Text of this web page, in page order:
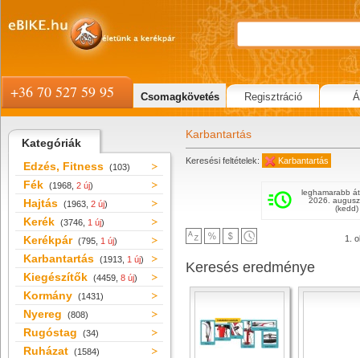
Kategóriák
Edzés, Fitness (103)
Fék (1968, 2 új)
Hajtás (1963, 2 új)
Kerék (3746, 1 új)
Kerékpár (795, 1 új)
Karbantartás (1913, 1 új)
Kiegészítők (4459, 8 új)
Kormány (1431)
Nyereg (808)
Rugóstag (34)
Ruházat (1584)
Karbantartás
Keresési feltételek: Karbantartás
leghamarabb
2026.
(kedd)
1.
Keresés eredménye
+36 70 527 59 95 Csomagkövetés Regisztráció